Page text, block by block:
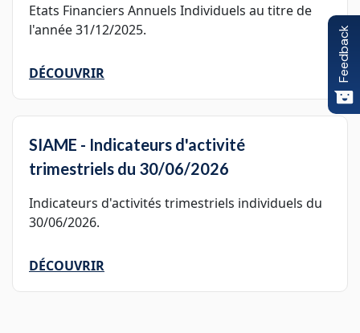
Etats Financiers Annuels Individuels au titre de
l'année 31/12/2025.
DÉCOUVRIR
SIAME - Indicateurs d'activité
trimestriels du 30/06/2026
Indicateurs d'activités trimestriels individuels du
30/06/2026.
DÉCOUVRIR
Feedback